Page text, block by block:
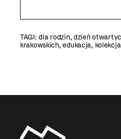
TAGI:dla rodzin, dzień
krakowskich,edukacja,